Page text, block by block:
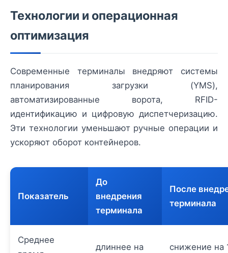
Технологии и операционная
оптимизация
Современные терминалы внедряют системы
планирования загрузки (YMS),
автоматизированные ворота, RFID-
идентификацию и цифровую диспетчеризацию.
Эти технологии уменьшают ручные операции и
ускоряют оборот контейнеров.
Показатель
До
внедрения
терминала
После
терминала
Среднее
длиннее на
снижение на